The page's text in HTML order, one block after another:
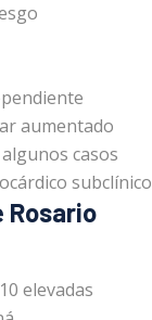
aumentado
casos
subclínico
Rosario
elevadas